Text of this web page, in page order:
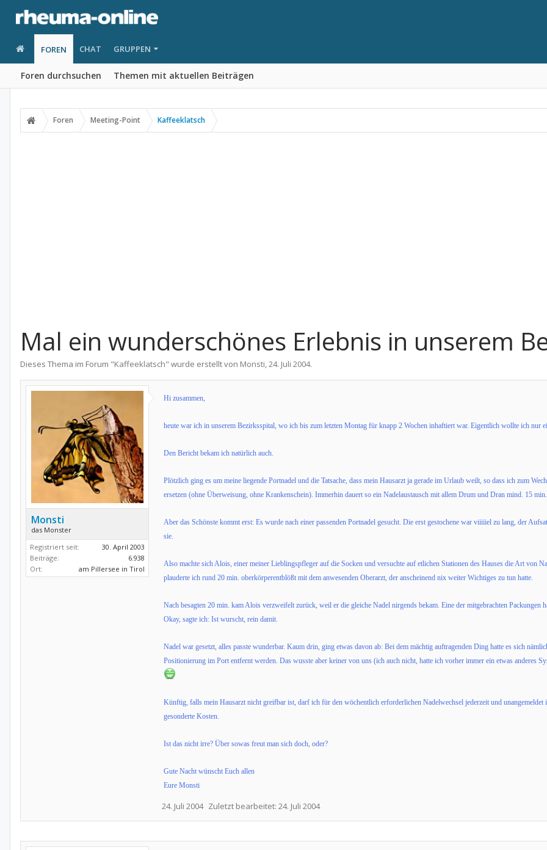
FOREN
Foren durchsuchen Themen mit aktuellen Beiträgen
CHAT GRUPPEN
Foren Meeting-Point Kaffeeklatsch
Mal ein wunderschönes Erlebnis in unserem
Dieses Thema im Forum "Kaffeeklatsch" wurde erstellt von Monsti,24. Juli 2004.
Monsti
das Monster
Registriert seit:
30. April 2003
Beiträge:
6.938
Ort:
am Pillersee in Tirol
Hi zusammen,
heute war ich in unserem Bezirksspital, wo ich bis zum letzten Montag für knapp 2 Wochen inhaftiert war. Eigentlich wollte ich
Den Bericht bekam ich natürlich auch.
Plötzlich ging es um meine liegende Portnadel und die Tatsache, dass mein Hausarzt ja gerade im Urlaub weilt, so dass ich zum
ersetzen (ohne Überweisung, ohne Krankenschein). Immerhin dauert so ein Nadelaustausch mit allem Drum und Dran mind. 15 min.
Aber das Schönste kommt erst: Es wurde nach einer passenden Portnadel gesucht. Die erst gestochene war viiiiiel zu lang, der
sie.
Also machte sich Alois, einer meiner Lieblingspfleger auf die Socken und versuchte auf etlichen Stationen des Hauses die Art von
plauderte ich rund 20 min. oberkörperentblößt mit dem anwesenden Oberarzt, der anscheinend nix weiter Wichtiges zu tun hatte.
Nach besagten 20 min. kam Alois verzweifelt zurück, weil er die gleiche Nadel nirgends bekam. Eine der mitgebrachten Packungen
Okay, sagte ich: Ist wurscht, rein damit.
Nadel war gesetzt, alles passte wunderbar. Kaum drin, ging etwas davon ab: Bei dem mächtig auftragenden Ding hatte es sich
Positionierung im Port entfernt werden. Das wusste aber keiner von uns (ich auch nicht, hatte ich vorher immer ein etwas anderes
Künftig, falls mein Hausarzt nicht greifbar ist, darf ich für den wöchentlich erforderlichen Nadelwechsel jederzeit und
gesonderte Kosten.
Ist das nicht irre? Über sowas freut man sich doch, oder?
Gute Nacht wünscht Euch allen
Eure Monsti
24. Juli 2004 Zuletzt bearbeitet: 24. Juli 2004